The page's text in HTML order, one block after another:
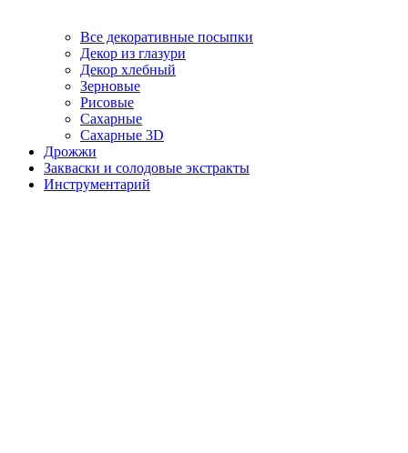
Все декоративные посыпки
Декор из глазури
Декор хлебный
Зерновые
Рисовые
Сахарные
Сахарные 3D
Дрожжи
Закваски и солодовые экстракты
Инструментарий